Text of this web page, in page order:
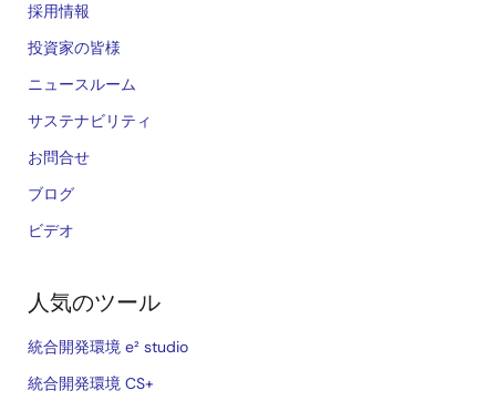
採用情報
投資家の皆様
ニュースルーム
サステナビリティ
お問合せ
ブログ
ビデオ
人気のツール
統合開発環境 e² studio
統合開発環境 CS+